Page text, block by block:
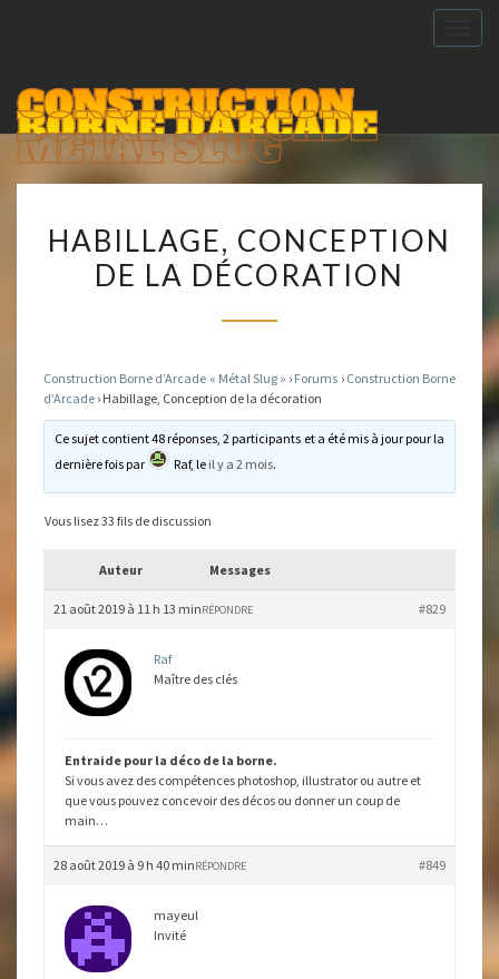
CONSTRUCTION
BORNE D'ARCADE
METAL SLUG
CONCEPTION
DE
HABILLAGE, CONCEPTION
DE LA DÉCORATION
Construction Borne d’Arcade « Métal Slug » › Forums › Construction Borne
d’Arcade › Habillage, Conception de la décoration
Ce sujet contient 48 réponses, 2 participants et a été mis à jour pour la
dernière fois par
Raf, le il y a 2 mois.
Vous lisez 33 fils de discussion
Auteur Messages
21 août 2019 à 11 h 13 min #829
RÉPONDRE
Raf
Maître des clés
Entraide pour la déco de la borne.
Si vous avez des compétences photoshop, illustrator ou autre et
que vous pouvez concevoir des décos ou donner un coup de
main…
28 août 2019 à 9 h 40 min #849
RÉPONDRE
mayeul
Invité